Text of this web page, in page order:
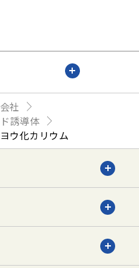
社
誘導体
ウ化カリウム